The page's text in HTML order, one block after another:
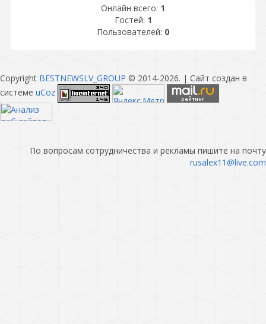
Онлайн всего: 1
Гостей: 1
Пользователей: 0
Copyright BESTNEWSLV_GROUP © 2014-2026. | Сайт создан в
системе uCoz
По вопросам сотрудничества и рекламы пишите на почту
rusalex11@live.com